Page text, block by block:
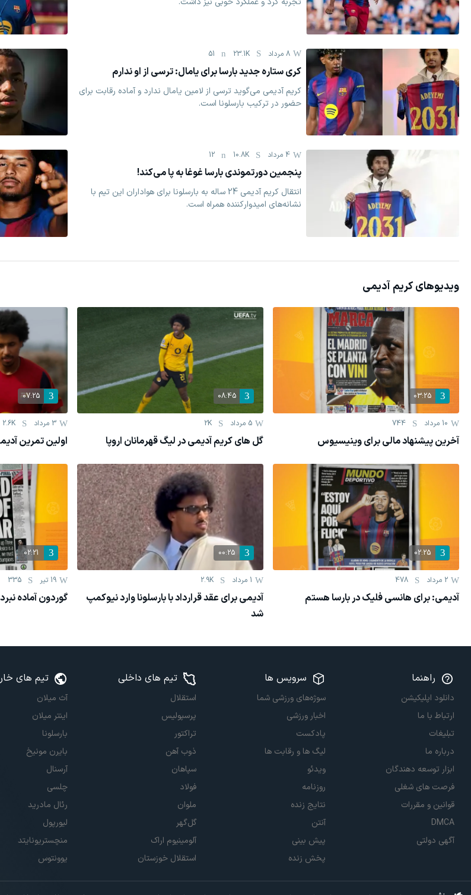
8 مرداد 23.1K
51
کری ستاره جدید بارسا برای یامال: ترسی از او ندارم
کریم آدیمی می‌گوید ترسی از لامین یامال ندارد و آماده رقابت برای
حضور در ترکیب بارسلونا است.
4 مرداد 10.8K
12
پنجمین دورتموندی بارسا غوغا به پا می‌کند!
انتقال کریم آدیمی 24 ساله به بارسلونا برای هواداران این تیم با
نشانه‌های امیدوارکننده همراه است.
ویدیوهایکریم آدیمی
03:25
10 مرداد 744
آخرین پیشنهاد مالی برای وینیسیوس
08:45
5 مرداد 2K
گل های کریم آدیمی در لیگ قهرمانان اروپا
07:25
3 مرداد 2.6K
اولین تمرین
02:25
2 مرداد 478
آدیمی: برای هانسی فلیک در بارسا هستم
00:25
1 مرداد 2.9K
آدیمی برای عقد قرارداد با بارسلونا وارد نیوکمپ
شد
02:21
19 تیر 335
گوردون آماده
راهنما
دانلود اپلیکیشن
ارتباط با ما
تبلیغات
درباره ما
ابزار توسعه دهندگان
فرصت های شغلی
قوانین و مقررات
DMCA
آگهی دولتی
سرویس ها
سوژه‌های ورزشی شما
اخبار ورزشی
پادکست
لیگ ها و رقابت ها
ویدئو
روزنامه
نتایج زنده
آنتن
پیش بینی
پخش زنده
تیم های داخلی
استقلال
پرسپولیس
تراکتور
ذوب آهن
سپاهان
فولاد
ملوان
گل‌گهر
آلومینیوم اراک
استقلال خوزستان
تیم های
آث میلان
اینتر میلان
بارسلونا
بایرن مونیخ
آرسنال
چلسی
رئال مادرید
لیورپول
منچستریونایتد
یوونتوس